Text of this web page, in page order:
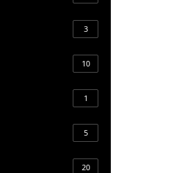
3
10
1
5
20